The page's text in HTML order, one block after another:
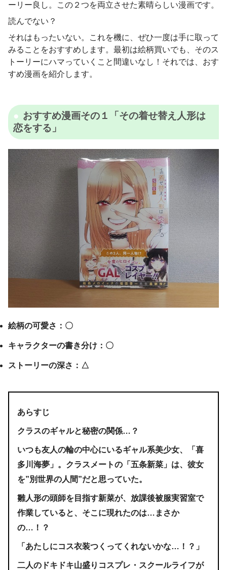
ーリー良し。この２つを両立させた素晴らしい漫画です。
読んでない？
それはもったいない。これを機に、ぜひ一度は手に取って
みることをおすすめします。最初は絵柄買いでも、そのス
トーリーにハマっていくこと間違いなし！それでは、おす
すめ漫画を紹介します。
おすすめ漫画その１「その着せ替え人形は
恋をする」
絵柄の可愛さ：〇
キャラクターの書き分け：〇
ストーリーの深さ：△
あらすじ
クラスのギャルと秘密の関係…？
いつも友人の輪の中心にいるギャル系美少女、「喜
多川海夢」。クラスメートの「五条新菜」は、彼女
を”別世界の人間”だと思っていた。
雛人形の頭師を目指す新菜が、放課後被服実習室で
作業していると、そこに現れたのは…まさか
の…！？
「あたしにコス衣装つくってくれないかな…！？」
二人のドキドキ山盛りコスプレ・スクールライフが